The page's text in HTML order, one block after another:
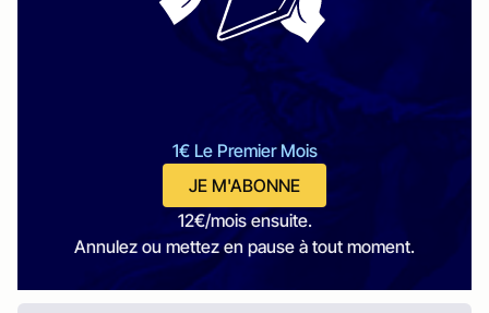
1€ Le Premier Mois
JE M'ABONNE
12€/mois ensuite.
Annulez ou mettez en pause à tout moment.